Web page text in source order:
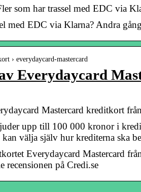
som har trassel med EDC via
med EDC via Klarna? Andra
› everydaycard-mastercard
Everydaycard
Mastercard kreditkort
upp till 100 000 kronor i
kan välja själv hur krediterna ska
Everydaycard Mastercard
recensionen på Credi.se